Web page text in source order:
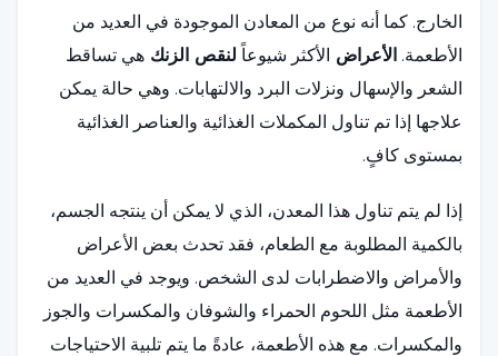
الخارج. كما أنه نوع من المعادن الموجودة في العديد من
الأطعمة. الأعراض الأكثر شيوعاً لنقص الزنك هي تساقط
الشعر والإسهال ونزلات البرد والالتهابات. وهي حالة يمكن
علاجها إذا تم تناول المكملات الغذائية والعناصر الغذائية
بمستوى كافٍ.
إذا لم يتم تناول هذا المعدن، الذي لا يمكن أن ينتجه الجسم،
بالكمية المطلوبة مع الطعام، فقد تحدث بعض الأعراض
والأمراض والاضطرابات لدى الشخص. ويوجد في العديد من
الأطعمة مثل اللحوم الحمراء والشوفان والمكسرات والجوز
والمكسرات. مع هذه الأطعمة، عادةً ما يتم تلبية الاحتياجات